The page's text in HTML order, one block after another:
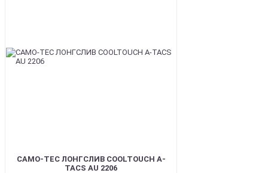
CAMO-TEC ЛОНГСЛИВ COOLTOUCH A-
TACS AU 2206